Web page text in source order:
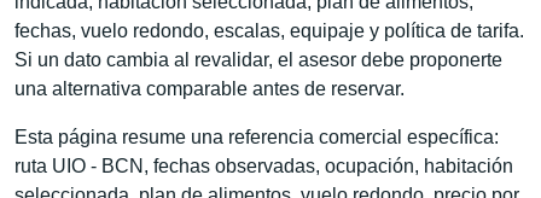
fechas, vuelo redondo, escalas, equipaje y política de tarifa.
Si un dato cambia al revalidar, el asesor debe proponerte
una alternativa comparable antes de reservar.
Esta página resume una referencia comercial específica:
ruta UIO - BCN, fechas observadas, ocupación, habitación